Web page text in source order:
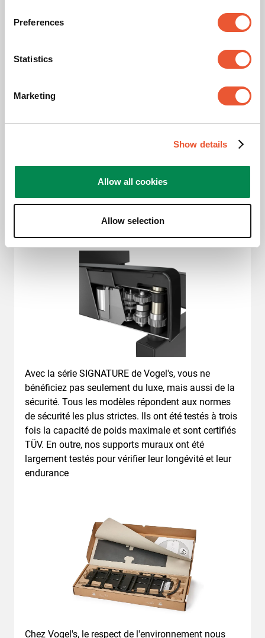
Preferences
Statistics
Marketing
Show details
Allow all cookies
Allow selection
Grâce à 3D-Leveling™, vous pouvez facilement
mettre votre téléviseur de niveau horizontalement,
verticalement et en profondeur après l'installation.
Avec la série SIGNATURE de Vogel's, vous ne
bénéficiez pas seulement du luxe, mais aussi de la
sécurité. Tous les modèles répondent aux normes
de sécurité les plus strictes. Ils ont été testés à trois
fois la capacité de poids maximale et sont certifiés
TÜV. En outre, nos supports muraux ont été
largement testés pour vérifier leur longévité et leur
endurance
Chez Vogel's, le respect de l'environnement nous